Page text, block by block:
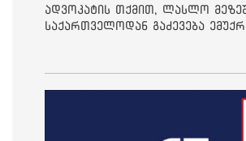
ადვოკატის თქმით, ლასლო
საქართველოდან გაძევება